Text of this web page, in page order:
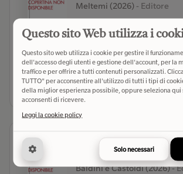
Meltemi (2026)- Editore
€ 20,00 Verifica
Seleziona libreria
L' ambiente sono io
Pepe Vincenzo- Autore
Baldini e Castoldi (2026)-
Questo sito Web utilizza i
Questo sito web utilizza i cookie per gestire il
dell'accesso degli utenti e gestione dell'account, per la
traffico e per offrire a tutti contenuti personalizzati.
TUTTO" per acconsentire all'utilizzo di tutti i tipi di
della miglior esperienza possibile, oppure seleziona qui
acconsenti di ricevere.
Leggi la cookie policy
Solo necessari